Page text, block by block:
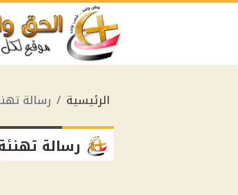
الرئيسية رسالة
رسالة